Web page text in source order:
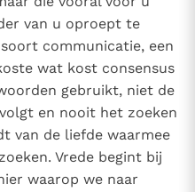
de Rooms
beschikbaar
van donaties.
van u oproept te
communicatie, een
wat kost consensus
gebruikt, niet de
en nooit het zoeken
van de liefde waarmee
Vrede begint bij
waarop we naar